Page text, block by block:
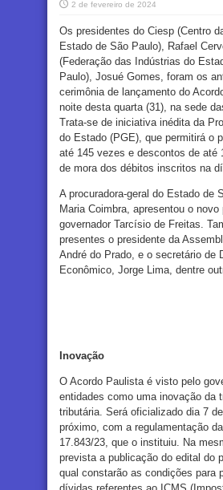
2 de fevereiro de 2024
Os presidentes do Ciesp (Centro
Estado de São Paulo), Rafael
(Federação das Indústrias do
Paulo), Josué Gomes, foram os
cerimônia de lançamento do
noite desta quarta (31), na sede
Trata-se de iniciativa inédita da
do Estado (PGE), que permitirá o
até 145 vezes e descontos de até
de mora dos débitos inscritos na
A procuradora-geral do Estado de
Maria Coimbra, apresentou o
governador Tarcísio de Freitas.
presentes o presidente da
André do Prado, e o secretário de
Econômico, Jorge Lima, dentre
Inovação
O Acordo Paulista é visto pelo
entidades como uma inovação da
tributária. Será oficializado dia 7
próximo, com a regulamentação
17.843/23, que o instituiu. Na
prevista a publicação do edital do
qual constarão as condições para